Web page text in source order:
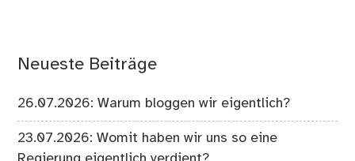
Neueste Beiträge
26.07.2026: Warum bloggen wir eigentlich?
23.07.2026: Womit haben wir uns so eine